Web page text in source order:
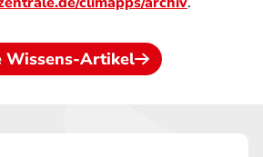
Wissens-Artikel